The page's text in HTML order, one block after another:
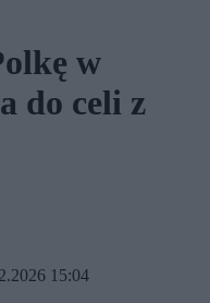
w
do celi z
15:04